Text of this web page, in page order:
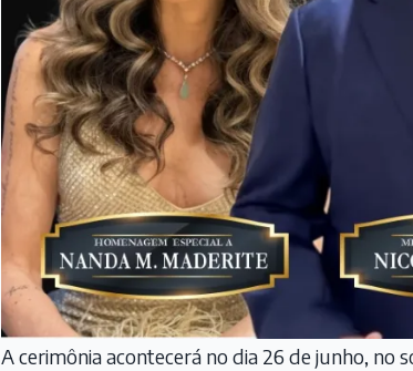
A cerimônia acontecerá no dia 26 de junho, no